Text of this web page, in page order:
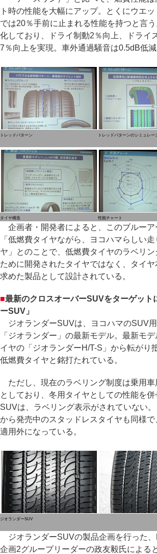
ト時の性能を大幅にアップ。とくにウエ
では20％手前に止まれる性能を持つと言
化しており、ドライ制動2％向上、ドライ
7％向上を実現。車外通過騒音は0.5dB低減
トレッドパターン トレッドパターンのシミュレー
タイヤ構造 性能チャート
企画者・開発者によると、このブルーア
「低燃費タイヤながら、ヨコハマらしい
ヤ」とのことで、低燃費タイヤのラベリ
ために開発されたタイヤではなく、タイ
求めた製品として設計されている。
■最新のクロスオーバーSUVをターゲット
ーSUV」
ジオランダーSUVは、ヨコハマのSUV
「ジオランダー」の最新モデル。最新モ
イヤの「ジオランダーH/T-S」から転がり
低燃費タイヤと銘打たれている。
ただし、現在のラベリング制度は乗用車
としており、冬用タイヤとしての性能を
SUVは、ラベリング表示がされていない
から発売中のスタッドレスタイヤも同様
適用外になっている。
ジオランダーSUV
ジオランダーSUVの製品企画を行った
企画2グループリーダーの政友毅氏による